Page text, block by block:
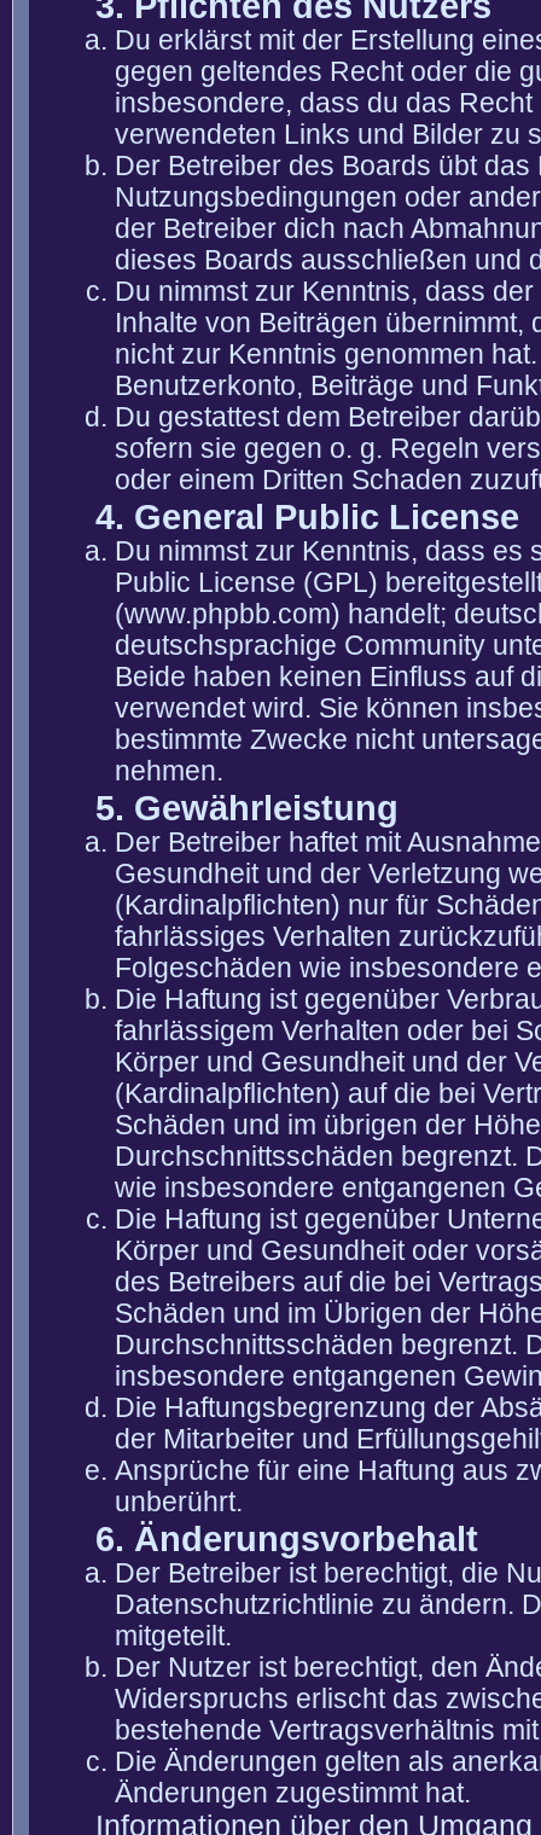
Du erklärst mit der Erstellung
gegen geltendes Recht oder die
insbesondere, dass du das
verwendeten Links und Bilder zu
Der Betreiber des Boards übt
Nutzungsbedingungen oder
der Betreiber dich nach
dieses Boards ausschließen und
Du nimmst zur Kenntnis, dass
Inhalte von Beiträgen übernimmt,
nicht zur Kenntnis genommen
Benutzerkonto, Beiträge und
Du gestattest dem Betreiber
sofern sie gegen o. g. Regeln
oder einem Dritten Schaden
4. General Public License
Du nimmst zur Kenntnis, dass es
Public License (GPL)
(www.phpbb.com) handelt;
deutschsprachige Community
Beide haben keinen Einfluss auf
verwendet wird. Sie können
bestimmte Zwecke nicht
nehmen.
5. Gewährleistung
Der Betreiber haftet mit
Gesundheit und der Verletzung
(Kardinalpflichten) nur für
fahrlässiges Verhalten
Folgeschäden wie insbesondere
Die Haftung ist gegenüber
fahrlässigem Verhalten oder bei
Körper und Gesundheit und der
(Kardinalpflichten) auf die bei
Schäden und im übrigen der
Durchschnittsschäden begrenzt.
wie insbesondere entgangenen
Die Haftung ist gegenüber
Körper und Gesundheit oder
des Betreibers auf die bei
Schäden und im Übrigen der
Durchschnittsschäden begrenzt.
insbesondere entgangenen
Die Haftungsbegrenzung der
der Mitarbeiter und
Ansprüche für eine Haftung aus
unberührt.
6. Änderungsvorbehalt
Der Betreiber ist berechtigt, die
Datenschutzrichtlinie zu ändern.
mitgeteilt.
Der Nutzer ist berechtigt, den
Widerspruchs erlischt das
bestehende Vertragsverhältnis
Die Änderungen gelten als
Änderungen zugestimmt hat.
Informationen über den